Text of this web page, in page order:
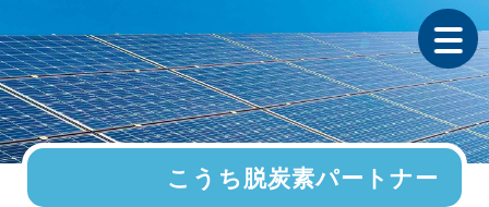
こうち脱炭素パートナー